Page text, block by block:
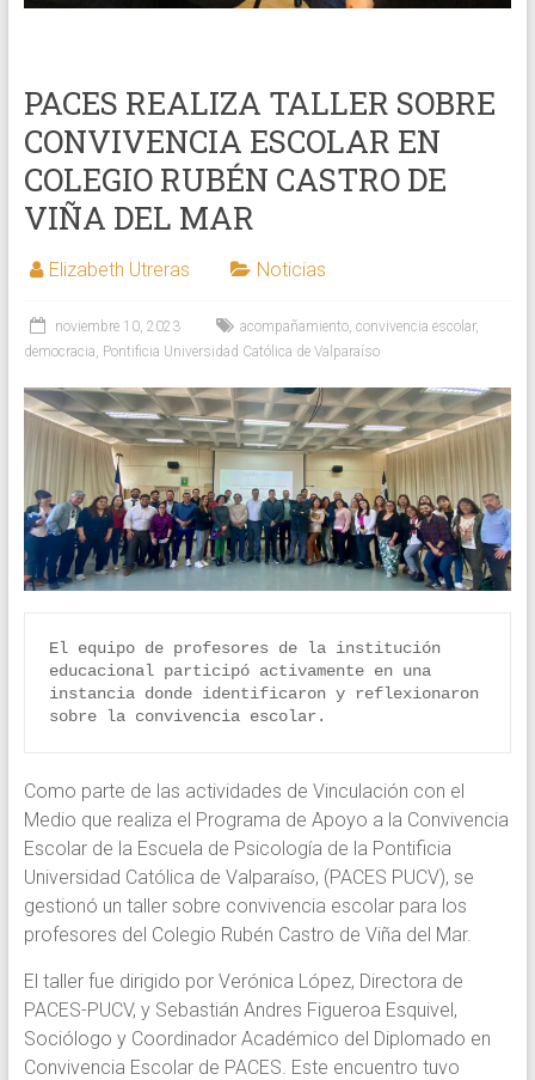
PACES REALIZA TALLER SOBRE
CONVIVENCIA ESCOLAR EN
COLEGIO RUBÉN CASTRO DE
VIÑA DEL MAR
Elizabeth Utreras Noticias
noviembre 10, 2023 acompañamiento, convivencia escolar,
democracia Pontificia Universidad Católica de Valparaíso
El equipo de profesores de la institución
educacional participó activamente en una
instancia donde identificaron y reflexionaron
sobre la convivencia escolar.
Como parte de las actividades de Vinculación con el
Medio que realiza el Programa de Apoyo a la Convivencia
Escolar de la Escuela de Psicología de la Pontificia
Universidad Católica de Valparaíso, (PACES PUCV), se
gestionó un taller sobre convivencia escolar para los
profesores del Colegio Rubén Castro de Viña del Mar.
El taller fue dirigido por Verónica López, Directora de
PACES-PUCV, y Sebastián Andres Figueroa Esquivel,
Sociólogo y Coordinador Académico del Diplomado en
Convivencia Escolar de PACES. Este encuentro tuvo